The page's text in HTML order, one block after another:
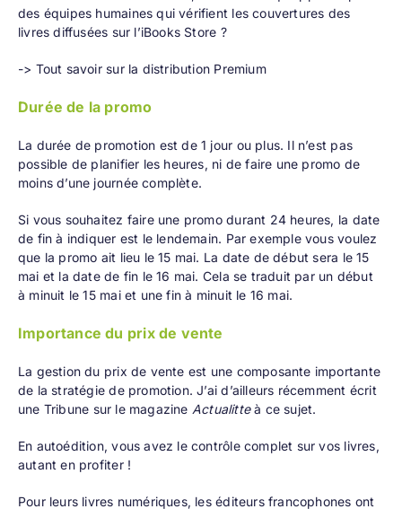
des équipes humaines qui vérifient les couvertures des
livres diffusées sur l’iBooks Store ?
-> Tout savoir sur la distribution Premium
Durée de la promo
La durée de promotion est de 1 jour ou plus. Il n’est pas
possible de planifier les heures, ni de faire une promo de
moins d’une journée complète.
Si vous souhaitez faire une promo durant 24 heures, la date
de fin à indiquer est le lendemain. Par exemple vous voulez
que la promo ait lieu le 15 mai. La date de début sera le 15
mai et la date de fin le 16 mai. Cela se traduit par un début
à minuit le 15 mai et une fin à minuit le 16 mai.
Importance du prix de vente
La gestion du prix de vente est une composante importante
de la stratégie de promotion. J’ai d’ailleurs récemment écrit
une Tribune sur le magazine Actualitteà ce sujet.
En autoédition, vous avez le contrôle complet sur vos livres,
autant en profiter !
Pour leurs livres numériques, les éditeurs francophones ont